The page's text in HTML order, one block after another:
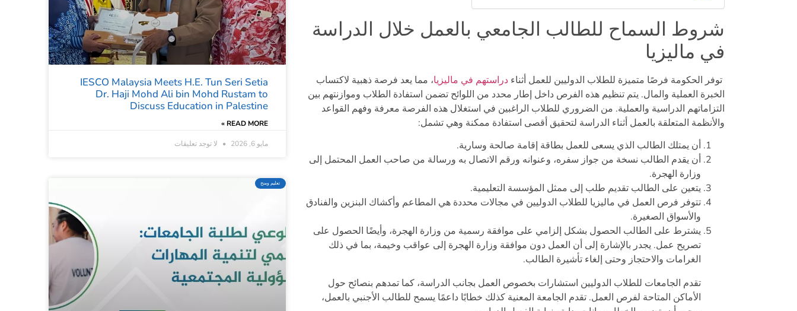
شروط السماح للطالب الجامعي بالعمل خلال الدراسة
في ماليزيا
توفر الحكومة فرصًا متميزة للطلاب الدوليين للعمل أثناء دراستهم في ماليزيا، مما يعد فرصة ذهبية لاكتساب
الخبرة العملية والمال. يتم تنظيم هذه الفرص داخل إطار محدد من اللوائح تضمن استفادة الطلاب وموازنتهم بين
التزاماتهم الدراسية والعملية. من الضروري للطلاب الراغبين في استغلال هذه الفرصة معرفة وفهم القواعد
والأنظمة المتعلقة بالعمل أثناء الدراسة لتحقيق أقصى استفادة ممكنة وهي تشمل:
أن يمتلك الطالب الذي يسعى للعمل بطاقة إقامة صالحة وسارية.
أن يقدم الطالب نسخة من جواز سفره، وعنوانه ورقم الاتصال به ورسالة من صاحب العمل المحتمل إلى
وزارة الهجرة.
يتعين على الطالب تقديم طلب إلى ممثل المؤسسة التعليمية.
تتوفر فرص العمل في ماليزيا للطلاب الدوليين في مجالات محددة هي المطاعم وأكشاك البنزين والفنادق
والأسواق الصغيرة.
يشترط على الطالب الحصول بشكل إلزامي على موافقة رسمية من وزارة الهجرة، وأيضًا الحصول على
تصريح عمل. يجدر بالإشارة إلى أن العمل دون موافقة وزارة الهجرة إلى عواقب وخيمة، بما في ذلك
الغرامات والاحتجاز وحتى إلغاء تأشيرة الطالب.
تقدم الجامعات للطلاب الدوليين استشارات بخصوص العمل بجانب الدراسة، كما تمدهم بنصائح حول
الأماكن المتاحة لفرص العمل. تقدم الجامعة المعنية كذلك خطابًا داعمًا يسمح للطالب الأجنبي بالعمل،
IESCO Malaysia Meets H.E. Tun Seri Setia
Dr. Haji Mohd Ali bin Mohd Rustam to
Discuss Education in Palestine
READ MORE »
مايو 6, 2026 لا توجد تعليقات
تعليم ومنح